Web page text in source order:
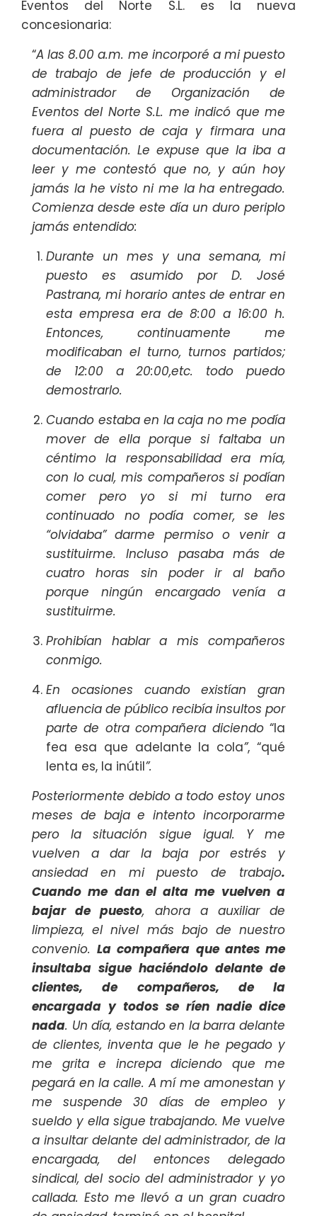
Eventos del Norte S.L. es la nueva
concesionaria:
“A las 8.00 a.m. me incorporé a mi puesto
de trabajo de jefe de producción y el
administrador de Organización de
Eventos del Norte S.L. me indicó que me
fuera al puesto de caja y firmara una
documentación. Le expuse que la iba a
leer y me contestó que no, y aún hoy
jamás la he visto ni me la ha entregado.
Comienza desde este día un duro periplo
jamás entendido:
Durante un mes y una semana, mi
puesto es asumido por D. José
Pastrana, mi horario antes de entrar en
esta empresa era de 8:00 a 16:00 h.
Entonces, continuamente me
modificaban el turno, turnos partidos;
de 12:00 a 20:00,etc. todo puedo
demostrarlo.
Cuando estaba en la caja no me podía
mover de ella porque si faltaba un
céntimo la responsabilidad era mía,
con lo cual, mis compañeros si podían
comer pero yo si mi turno era
continuado no podía comer, se les
“olvidaba” darme permiso o venir a
sustituirme. Incluso pasaba más de
cuatro horas sin poder ir al baño
porque ningún encargado venía a
sustituirme.
Prohibían hablar a mis compañeros
conmigo.
En ocasiones cuando existían gran
afluencia de público recibía insultos por
parte de otra compañera diciendo “la
fea esa que adelante la cola”, “qué
lenta es, la inútil”.
Posteriormente debido a todo estoy unos
meses de baja e intento incorporarme
pero la situación sigue igual. Y me
vuelven a dar la baja por estrés y
ansiedad en mi puesto de trabajo.
Cuando me dan el alta me vuelven a
bajar de puesto, ahora a auxiliar de
limpieza, el nivel más bajo de nuestro
convenio.La compañera que antes me
insultaba sigue haciéndolo delante de
clientes, de compañeros, de la
encargada y todos se ríen nadie dice
nada. Un día, estando en la barra delante
de clientes, inventa que le he pegado y
me grita e increpa diciendo que me
pegará en la calle. A mí me amonestan y
me suspende 30 días de empleo y
sueldo y ella sigue trabajando. Me vuelve
a insultar delante del administrador, de la
encargada, del entonces delegado
sindical, del socio del administrador y yo
callada. Esto me llevó a un gran cuadro